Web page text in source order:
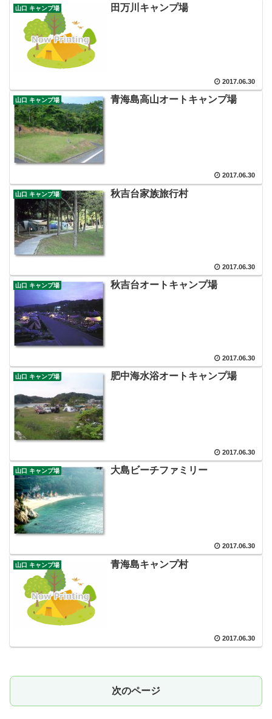
山口 キャンプ場 田万川キャンプ場
2017.06.30
山口 キャンプ場 青海島高山オートキャンプ場
2017.06.30
山口 キャンプ場 秋吉台家族旅行村
2017.06.30
山口 キャンプ場 秋吉台オートキャンプ場
2017.06.30
山口 キャンプ場 肥中海水浴オートキャンプ場
2017.06.30
山口 キャンプ場 大島ビーチファミリー
2017.06.30
山口 キャンプ場 青海島キャンプ村
2017.06.30
次のページ